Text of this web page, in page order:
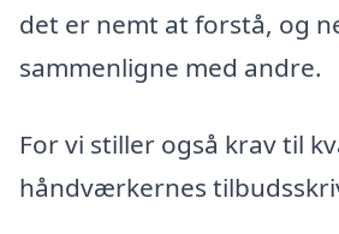
det er nemt at forstå, og
sammenligne med andre.
For vi stiller også krav til
håndværkernes